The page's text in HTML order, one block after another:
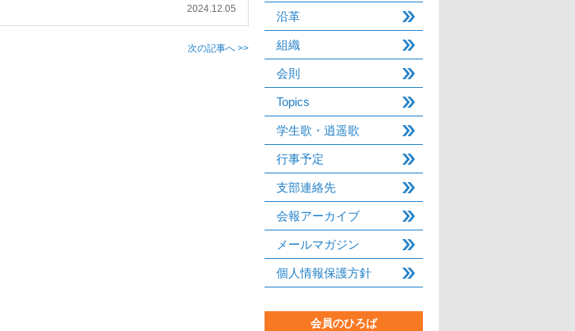
2024.12.05
次の記事へ >>
沿革
組織
会則
Topics
学生歌・逍遥歌
行事予定
支部連絡先
会報アーカイブ
メールマガジン
個人情報保護方針
会員のひろば